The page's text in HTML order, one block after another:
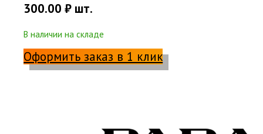
300.00₽ шт.
В наличии на складе
Оформить заказ в 1 клик